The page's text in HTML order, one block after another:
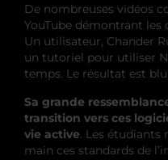
De nombreuses vidéos
YouTube démontrant les
Un utilisateur, Chander
un tutoriel pour utiliser
temps. Le résultat est
Sa grande
transition vers ces
vie active. Les étudiants
main ces standards de